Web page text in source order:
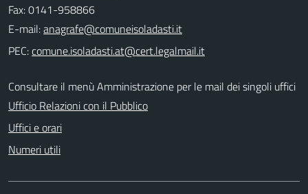
Fax: 0141-958866
E-mail:
PEC:
Consultare il menù Amministrazione per le mail dei singoli uffici
Ufficio Relazioni con il Pubblico
Uffici e orari
Numeri utili